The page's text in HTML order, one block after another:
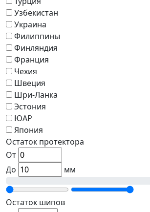
Узбекистан
Украина
Филиппины
Финляндия
Франция
Чехия
Швеция
Шри-Ланка
Эстония
ЮАР
Япония
Остаток протектора
От
До
мм
Остаток шипов